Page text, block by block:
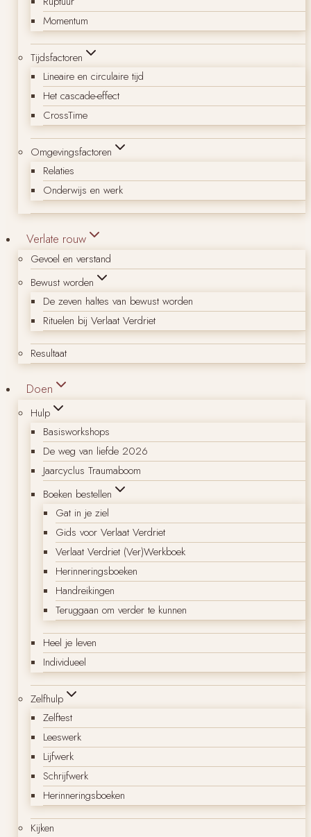
Momentum
Tijdsfactoren
Lineaire en circulaire tijd
Het cascade-effect
CrossTime
Omgevingsfactoren
Relaties
Onderwijs en werk
Verlate rouw
Gevoel en verstand
Bewust worden
De zeven haltes van bewust worden
Rituelen bij Verlaat Verdriet
Resultaat
Doen
Hulp
Basisworkshops
De weg van liefde 2026
Jaarcyclus Traumaboom
Boeken bestellen
Gat in je ziel
Gids voor Verlaat Verdriet
Verlaat Verdriet (Ver)Werkboek
Herinneringsboeken
Handreikingen
Teruggaan om verder te kunnen
Heel je leven
Individueel
Zelfhulp
Zelftest
Leeswerk
Lijfwerk
Schrijfwerk
Herinneringsboeken
Kijken